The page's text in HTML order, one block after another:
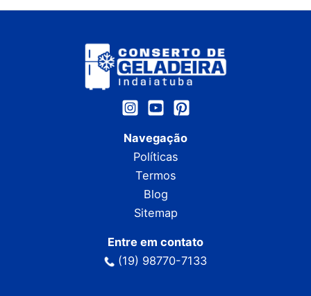
Navegação
Políticas
Termos
Blog
Sitemap
Entre em contato
(19) 98770-7133